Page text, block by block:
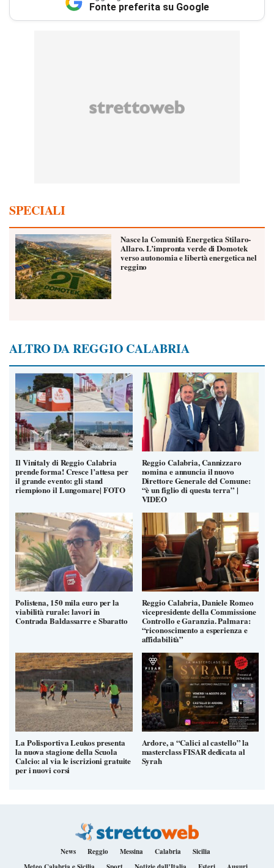
Fonte preferita su Google
SPECIALI
Nasce la Comunità Energetica Stilaro-
Allaro. L’impronta verde di Domotek
verso autonomia e libertà energetica nel
reggino
ALTRO DA REGGIO CALABRIA
Il Vinitaly di Reggio Calabria
prende forma! Cresce l’attesa per
il grande evento: gli stand
riempiono il Lungomare| FOTO
Reggio Calabria, Cannizzaro
nomina e annuncia il nuovo
Direttore Generale del Comune:
“è un figlio di questa terra” |
VIDEO
Polistena, 150 mila euro per la
viabilità rurale: lavori in
Contrada Baldassarre e Sbaratto
Reggio Calabria, Daniele Romeo
vicepresidente della Commissione
Controllo e Garanzia. Palmara:
“riconoscimento a esperienza e
affidabilità”
La Polisportiva Leukos presenta
la nuova stagione della Scuola
Calcio: al via le iscrizioni gratuite
per i nuovi corsi
Ardore, a “Calici al castello” la
masterclass FISAR dedicata al
Syrah
News Reggio Messina Calabria
Sicilia